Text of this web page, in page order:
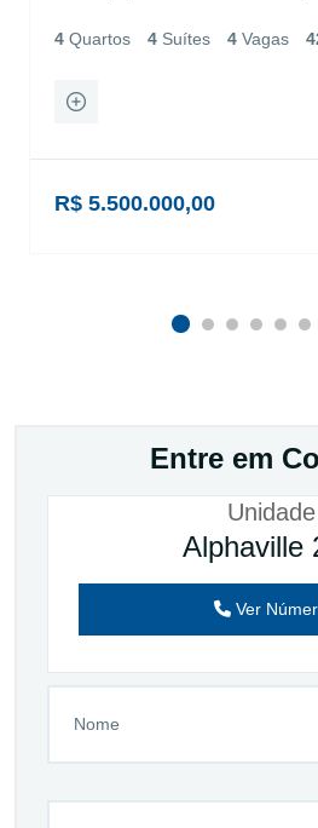
4 Quartos 4 Suítes 4 Vagas
R$ 5.500.000,00
Entre em
Unidade
Alphaville
Ver